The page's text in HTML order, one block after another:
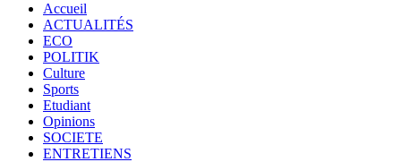
Accueil
ACTUALITÉS
ECO
POLITIK
Culture
Sports
Etudiant
Opinions
SOCIETE
ENTRETIENS